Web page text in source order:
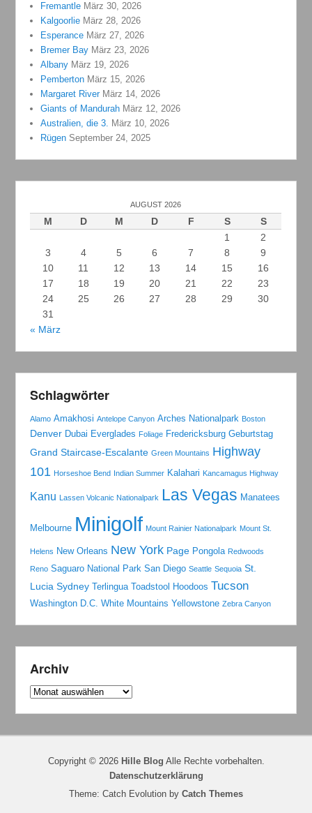
Fremantle März 30, 2026
Kalgoorlie März 28, 2026
Esperance März 27, 2026
Bremer Bay März 23, 2026
Albany März 19, 2026
Pemberton März 15, 2026
Margaret River März 14, 2026
Giants of Mandurah März 12, 2026
Australien, die 3. März 10, 2026
Rügen September 24, 2025
AUGUST 2026
M D M D F S
S
1
2
3
4 5 6 7 8
9
10
11 12 13 14 15
16
17
18 19 20 21 22
23
24
25 26 27 28 29
30
31
« März
Schlagwörter
Alamo Amakhosi Antelope Canyon Arches Nationalpark Boston
Denver Dubai Everglades Foliage Fredericksburg Geburtstag
Grand Staircase-Escalante Green Mountains Highway
101 Horseshoe Bend Indian Summer Kalahari Kancamagus Highway
Kanu Lassen Volcanic Nationalpark Las Vegas Manatees
Melbourne Minigolf Mount Rainier Nationalpark Mount St.
Helens New Orleans New York Page Pongola Redwoods
Reno Saguaro National Park San Diego Seattle Sequoia St.
Lucia Sydney Terlingua Toadstool Hoodoos Tucson
Washington D.C. White Mountains Yellowstone Zebra Canyon
Archiv
Archiv
Copyright © 2026 Hille Blog Alle Rechte vorbehalten.
Datenschutzerklärung
Theme: Catch Evolution by Catch Themes